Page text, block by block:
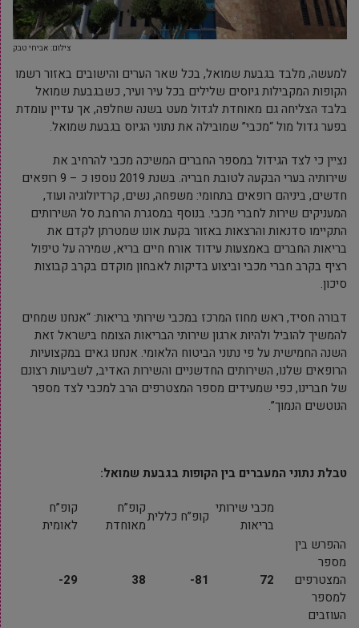
צילום: אביחי טבק
למעשה, מלבד בגבעת שמואל, בכל שאר הערים והישובים באזור רשמו
הקופות המקבילות גיוסים שלילים בכל עיר ועיר, כשבגבעת שמואל
בלבד הצליחה גם מאוחדת לגדול מעט בשנה שחלפה, אך עדיין עומדת
בפער גדול מול “מכבי” שמובילה את נתוני הגיוס בגבעת שמואל.
נציין כי לצד הגידול במספר החברים המשיכה מכבי להרחיב את
שירותיה בערי הבקעה לטובת חבריה. בשנת 2019 נוספו כ – 9 רופאים
חדשים, ביניהם רופאים בתחומי: משפחה, נשים, קרדיולוגיה ועוד,
המעניקים שירות לחברי מכבי. בנוסף במסגרת הרחבת סל השירותים
התקיימו סדנאות והרצאות באזור בקעת אונו שמטרתן לקדם את
בריאות החברים באמצעות עידוד אורח חיים בריא, שמירה על טיפול
רציף בקרב חברי מכבי וביצוע בדיקות לאבחון מוקדם בקרב קבוצות
סיכון.
דבורה חסיד, ראש מחוז המרכז במכבי שירותי בריאות: “אנחנו שמחים
להמשיך להוביל ולהיות ארגון שירותי הבריאות הצומח בישראל זאת
השנה החמישית על פי נתוני הביטוח הלאומי. אנחנו גאים במקצועיות
הרופאים שלנו, השירותים החדשניים והשירות האדיב, לשביעות רצונם
של חברינו, כפי שמעידים מספר המצטרפים הרב למכבי לצד מספר
הנוטשים הנמוך”.
טבלת נתוני המעברים בין הקופות בגבעת שמואל:
מכבי שירותי
בריאות
קופ”ח כלליתקופ”ח
מאוחדת
קופ”ח
לאומית
ההפרש בין
מספר
המצטרפים
למספר
העוזבים
72
81-
38
29-